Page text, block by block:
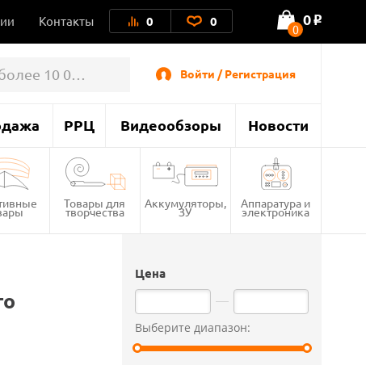
Контакты 0 0 0
0 o
Войти / Регистрация
РРЦ Видеообзоры Новости
Товары для
творчества
Аккумуляторы,
ЗУ
Аппаратура и
электроника
Цена
Выберите диапазон: